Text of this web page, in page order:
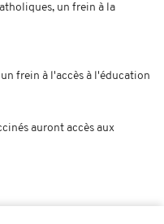
un frein à la
frein à l'accès à l'éducation
auront accès aux